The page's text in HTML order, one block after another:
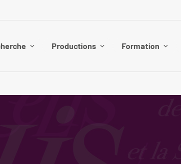
Productions Formation